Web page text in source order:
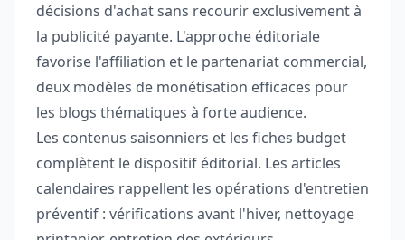
décisions d'achat sans recourir exclusivement à
la publicité payante. L'approche éditoriale
favorise l'affiliation et le partenariat commercial,
deux modèles de monétisation efficaces pour
les blogs thématiques à forte audience.
Les contenus saisonniers et les fiches budget
complètent le dispositif éditorial. Les articles
calendaires rappellent les opérations d'entretien
préventif : vérifications avant l'hiver, nettoyage